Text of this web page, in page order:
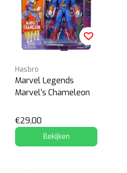
Hasbro
Marvel Legends
Marvel's Chameleon
€29,00
Bekijken